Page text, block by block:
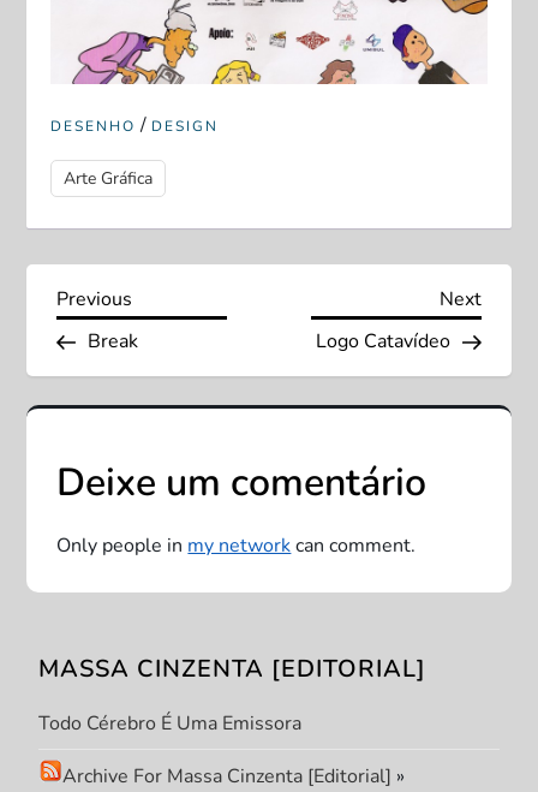
DESENHO / DESIGN
Arte Gráfica
N
a
v
e
g
a
ç
ã
o
Previous
Post
Previous
Break
Next
Next
Logo Catavídeo
Deixe um comentário
Only people in my networkcan comment.
MASSA CINZENTA [EDITORIAL]
Todo Cérebro É Uma Emissora
Archive For Massa Cinzenta [Editorial] »